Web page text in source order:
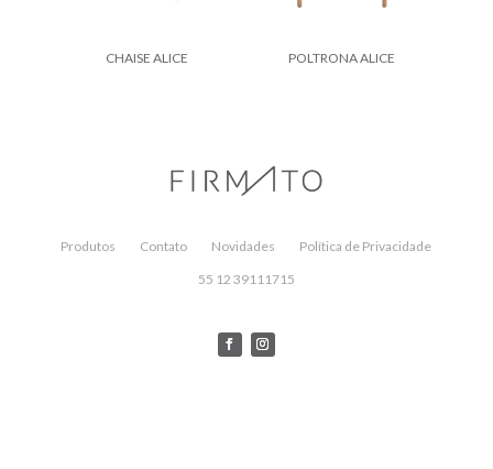
CHAISE ALICE POLTRONA ALICE
Produtos Contato Novidades
Política de Privacidade
55 12 39111715